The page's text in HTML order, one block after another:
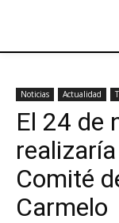
Noticias Actualidad
El 24 de
Comité
Carmelo